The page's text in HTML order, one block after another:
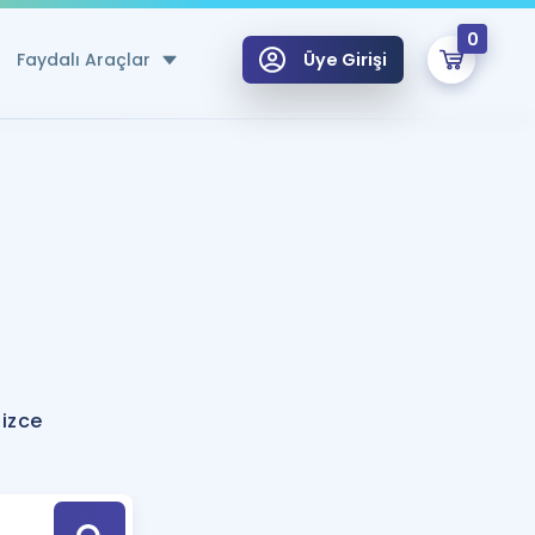
Faydalı Araçlar
Hesaplama Aracı
için Öneriler
Tek Takvimde
Üye Girişi
0